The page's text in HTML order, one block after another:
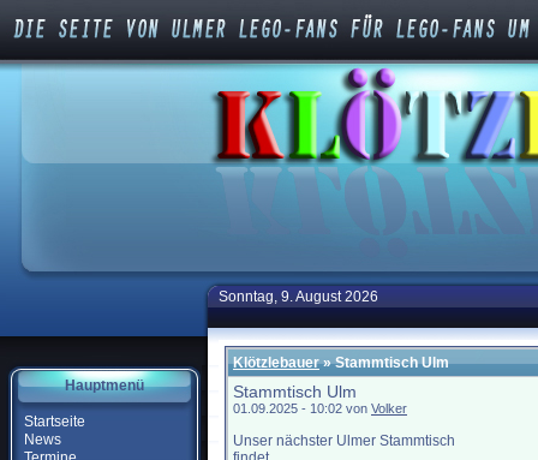
Hauptmenü
Startseite
News
Sonntag, 9. August 2026
Klötzlebauer» Stammtisch Ulm
Stammtisch Ulm
01.09.2025 - 10:02 von Volker
Unser nächster Ulmer Stammtisch